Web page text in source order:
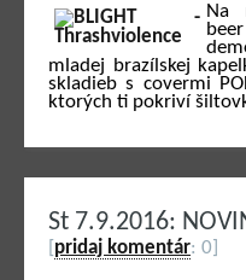
Na
mladej brazílskej
skladieb s covermi
ktorých ti pokriví
St 7.9.2016:
pridaj komentár: 0]